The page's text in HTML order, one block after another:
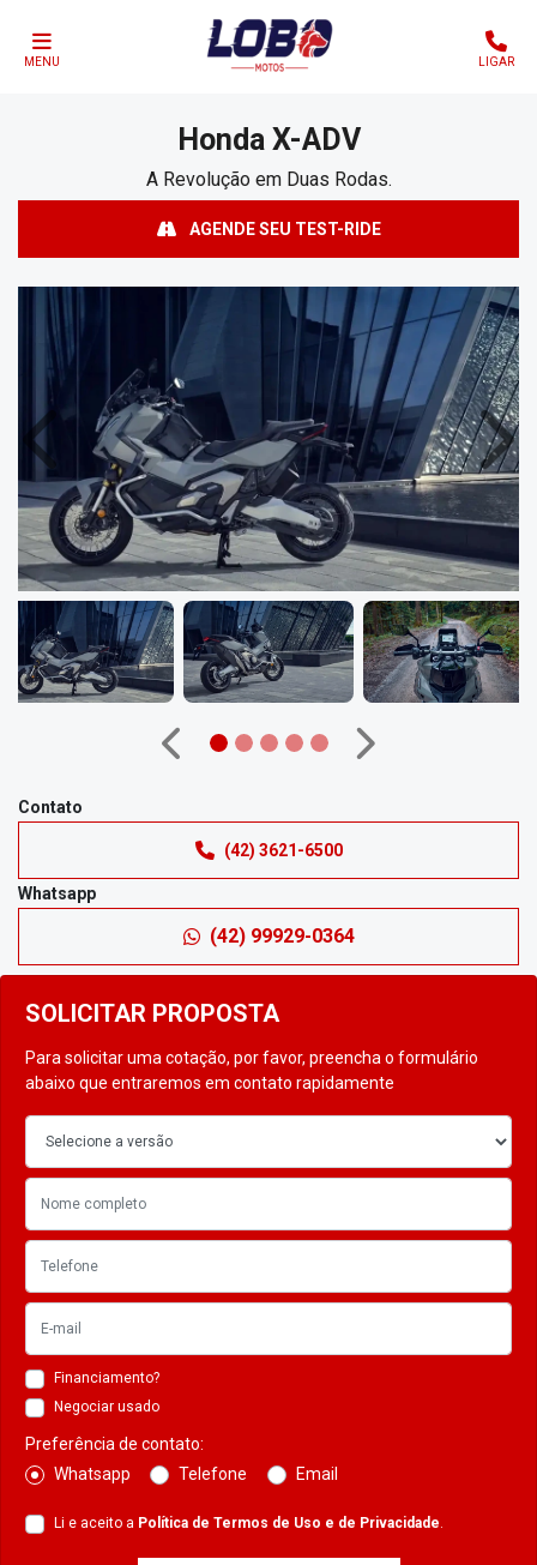
MENU LIGAR
HondaX-ADV
A Revolução em Duas Rodas.
AGENDE SEU TEST-RIDE
SOLICITAR PROPOSTA
Para solicitar uma cotação, por favor, preencha o formulário
abaixo que entraremos em contato rapidamente
Financiamento?
Negociar usado
Preferência de contato:
Whatsapp
Telefone Email
Li e aceito a Política de Termos de Uso e de Privacidade.
Anterior
Anterior Próximo
Contato
(42) 3621-6500
Whatsapp
(42) 99929-0364